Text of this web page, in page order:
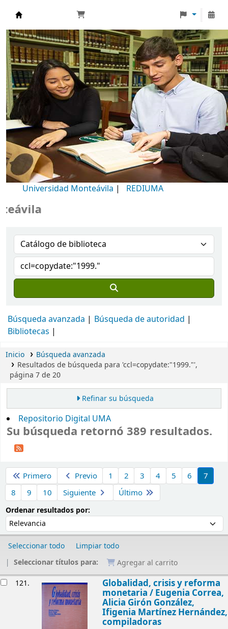
Biblioteca Universidad Monteávila
Universidad Monteávila | REDIUMA
Búsqueda avanzada
Búsqueda de autoridad
Bibliotecas
Inicio
Búsqueda avanzada
Resultados de búsqueda para 'ccl=copydate:"1999."',
página 7 de 20
Refinar su búsqueda
Repositorio Digital UMA
Su búsqueda retornó 389 resultados.
Primero Previo 1 2 3 4 5 6
7
8
9 10 Siguiente Último
Ordenar resultados por:
Seleccionar todo
Limpiar todo
Seleccionar títulos para:
Agregar al carrito
121. Globalidad, crisis y reforma
monetaria / Eugenia Correa,
Alicia Girón González,
Ifigenia Martínez Hernández,
compiladoras